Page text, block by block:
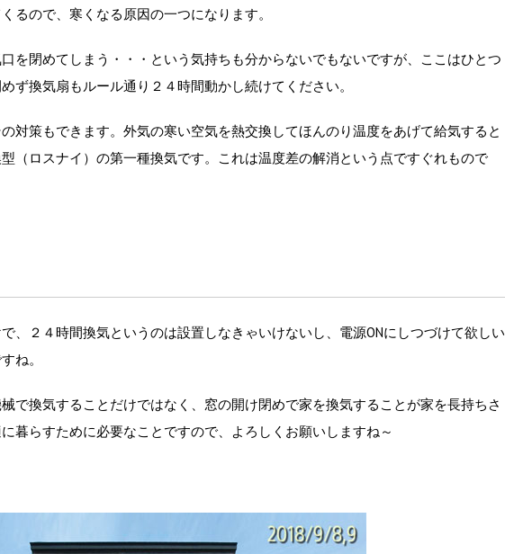
るので、寒くなる原因の一つになります。
を閉めてしまう・・・という気持ちも分からないでもないですが、ここはひとつ
ず換気扇もルール通り２４時間動かし続けてください。
対策もできます。外気の寒い空気を熱交換してほんのり温度をあげて給気すると
（ロスナイ）の第一種換気です。これは温度差の解消という点ですぐれもので
、２４時間換気というのは設置しなきゃいけないし、電源ONにしつづけて欲しい
ね。
で換気することだけではなく、窓の開け閉めで家を換気することが家を長持ちさ
暮らすために必要なことですので、よろしくお願いしますね～